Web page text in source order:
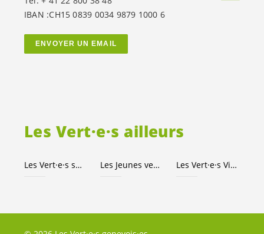
Les Vert·e·s ailleurs
Les Vert·e·s suisses Les Jeunes vert-e-s Les Vert·e·s Ville de Genève
IBAN :CH15 0839 0034 9879 1000 6
ENVOYER UN EMAIL